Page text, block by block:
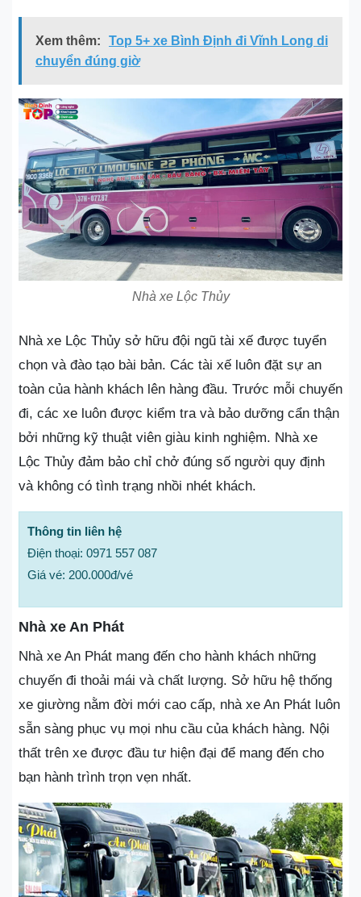
Xem thêm:
Top 5+ xe Bình Định đi Vĩnh Long di
chuyển đúng giờ
Nhà xe Lộc Thủy
Nhà xe Lộc Thủy sở hữu đội ngũ tài xế được tuyển
chọn và đào tạo bài bản. Các tài xế luôn đặt sự an
toàn của hành khách lên hàng đầu. Trước mỗi chuyến
đi, các xe luôn được kiểm tra và bảo dưỡng cẩn thận
bởi những kỹ thuật viên giàu kinh nghiệm. Nhà xe
Lộc Thủy đảm bảo chỉ chở đúng số người quy định
và không có tình trạng nhồi nhét khách.
Thông tin liên hệ
Điện thoại: 0971 557 087
Giá vé: 200.000đ/vé
Nhà xe An Phát
Nhà xe An Phát mang đến cho hành khách những
chuyến đi thoải mái và chất lượng. Sở hữu hệ thống
xe giường nằm đời mới cao cấp, nhà xe An Phát luôn
sẵn sàng phục vụ mọi nhu cầu của khách hàng. Nội
thất trên xe được đầu tư hiện đại để mang đến cho
bạn hành trình trọn vẹn nhất.